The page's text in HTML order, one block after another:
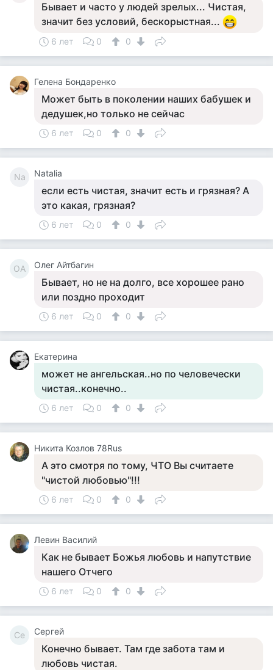
Бывает и часто у людей зрелых... Чистая,
значит без условий, бескорыстная...
6 лет 0 0
Гелена Бондаренко
Может быть в поколении наших бабушек и
дедушек,но только не сейчас
6 лет 0 0
Na Natalia
если есть чистая, значит есть и грязная? А
это какая, грязная?
6 лет 0 0
ОА Олег Айтбагин
Бывает, но не на долго, все хорошее рано
или поздно проходит
6 лет 0 0
Екатерина
может не ангельская..но по человечески
чистая..конечно..
6 лет 0 0
Никита Козлов 78Rus
А это смотря по тому, ЧТО Вы считаете
"чистой любовью"!!!
6 лет 0 0
Левин Василий
Как не бывает Божья любовь и напутствие
нашего Отчего
6 лет 0 0
Се Сергей
Конечно бывает. Там где забота там и
любовь чистая.